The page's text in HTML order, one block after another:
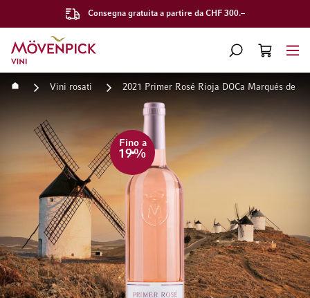
Consegna gratuita a partire da CHF 300.–
Vai alla Home Page
CERCA
CART
Home Vini rosati 2021 Primer Rosé Rioja DOCa Marqués de
Fino a
19%
Vai alla fine della galleria di immagini